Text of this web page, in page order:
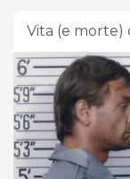
Vita (e morte)